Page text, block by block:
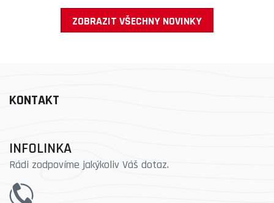
ZOBRAZIT VŠECHNY NOVINKY
KONTAKT
INFOLINKA
Rádi zodpovíme jakýkoliv Váš dotaz.